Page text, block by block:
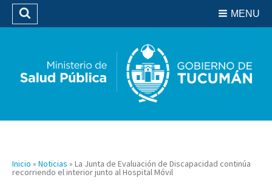
Biblioteca
MENU
Buscar
Inicio » Noticias » La Junta de Evaluación de Discapacidad continúa
recorriendo el interior junto al Hospital Móvil